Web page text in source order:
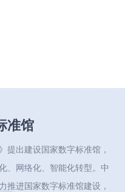
准馆
提出建设国家数字标准馆，
、网络化、智能化转型。中
推进国家数字标准馆建设，